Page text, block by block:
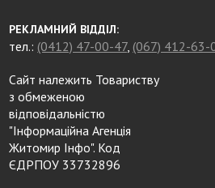
РЕКЛАМНИЙ ВІДДІЛ:
тел.: (0412) 47-00-47, (067) 412-63-
Сайт належить Товариству
з обмеженою
відповідальністю
"Інформаційна Агенція
Житомир Інфо". Код
ЄДРПОУ 33732896